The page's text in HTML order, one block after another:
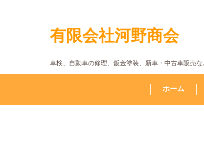
有限会社河野商会
車検、自動車の修理、鈑金塗装、新車・中古車販売
ホーム